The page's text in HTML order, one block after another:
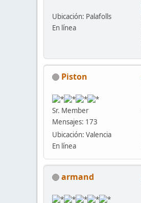
Ubicación: Palafolls
En línea
Piston
Sr. Member
Mensajes: 173
Ubicación: Valencia
En línea
armand